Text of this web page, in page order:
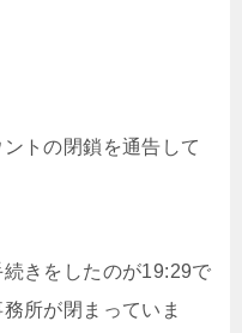
トの閉鎖を通告して
きをしたのが19:29で
所が閉まっていま